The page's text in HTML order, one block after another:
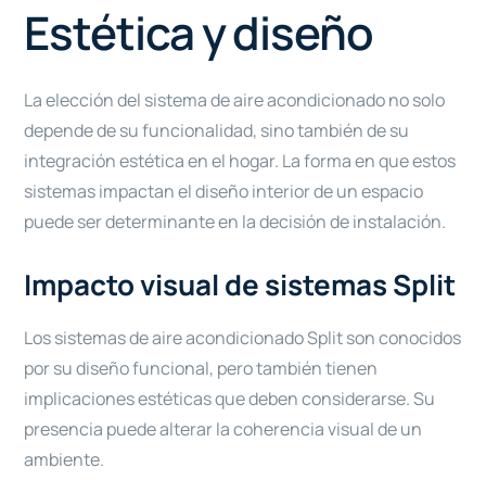
Estética y diseño
La elección del sistema de aire acondicionado no solo
depende de su funcionalidad, sino también de su
integración estética en el hogar. La forma en que estos
sistemas impactan el diseño interior de un espacio
puede ser determinante en la decisión de instalación.
Impacto visual de sistemas Split
Los sistemas de aire acondicionado Split son conocidos
por su diseño funcional, pero también tienen
implicaciones estéticas que deben considerarse. Su
presencia puede alterar la coherencia visual de un
ambiente.